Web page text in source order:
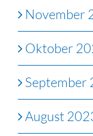
November
Oktober
September
August